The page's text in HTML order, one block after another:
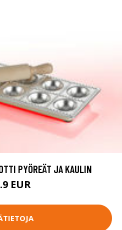
PYÖREÄT JA KAULIN
EUR